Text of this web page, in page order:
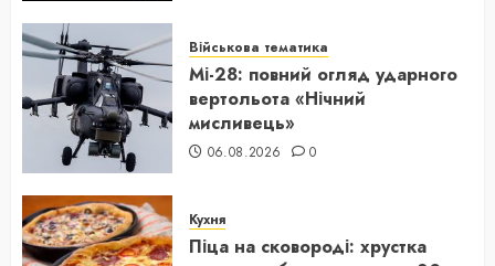
Військова тематика
Мі-28: повний огляд ударного
вертольота «Нічний
мисливець»
06.08.2026 0
Кухня
Піца на сковороді: хрустка